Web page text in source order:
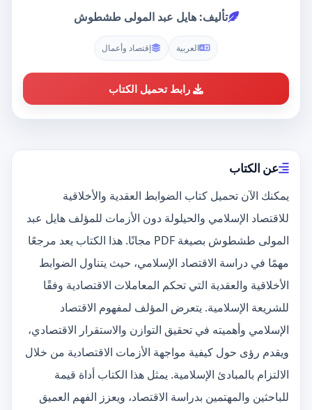
تأليف: هايل عبد المولى طشطوش
العربية إقتصاد وأعمال
رابط تحميل الكتاب
عن الكتاب
يمكنك الآن تحميل كتاب الضوابط العقدية والأخلاقية
للاقتصاد الإسلامي والحيلولة دون الأزمات للمؤلف هايل عبد
المولى طشطوش بصيغة PDF مجانًا. هذا الكتاب يعد مرجعًا
مهمًا في دراسة الاقتصاد الإسلامي، حيث يتناول الضوابط
الأخلاقية والعقدية التي تحكم المعاملات الاقتصادية وفقًا
للشريعة الإسلامية. يتعرض المؤلف لمفهوم الاقتصاد
الإسلامي وأهميته في تحقيق التوازن والاستقرار الاقتصادي،
ويقدم رؤى حول كيفية مواجهة الأزمات الاقتصادية من خلال
الالتزام بالمبادئ الإسلامية. يمثل هذا الكتاب أداة قيمة
للباحثين والمهتمين بدراسة الاقتصاد، ويعزز الفهم العميق